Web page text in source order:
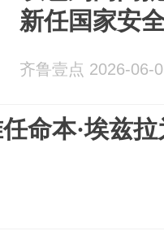
新任国家安
齐鲁壹点 2026-06-
命本·埃兹